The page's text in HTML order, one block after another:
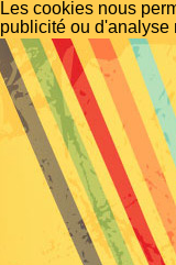
Les cookies nous
publicité ou d'analyse